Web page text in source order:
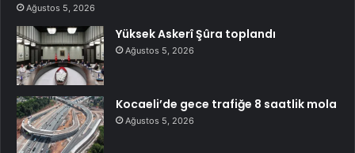
Ağustos 5, 2026
Yüksek Askerî Şûra toplandı
Ağustos 5, 2026
Kocaeli’de gece trafiğe 8 saatlik mola
Ağustos 5, 2026